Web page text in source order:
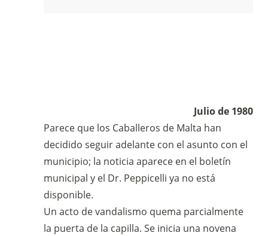
Julio de 1980
Parece que los Caballeros de Malta han
decidido seguir adelante con el asunto con el
municipio; la noticia aparece en el boletín
municipal y el Dr. Peppicelli ya no está
disponible.
Un acto de vandalismo quema parcialmente
la puerta de la capilla. Se inicia una novena